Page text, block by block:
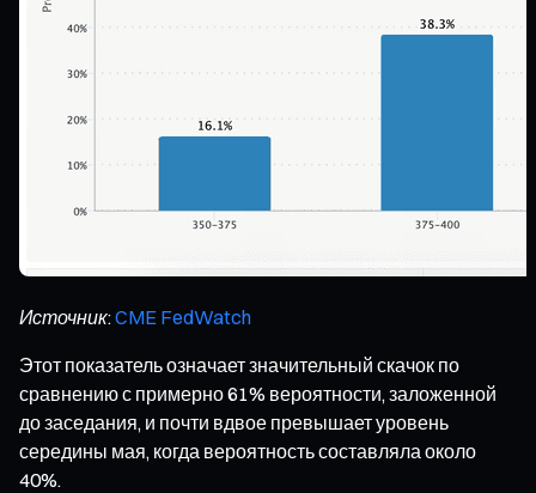
Источник:CME FedWatch
Этот показатель означает значительный скачок по
сравнению с примерно 61% вероятности, заложенной
до заседания, и почти вдвое превышает уровень
середины мая, когда вероятность составляла около
40%.